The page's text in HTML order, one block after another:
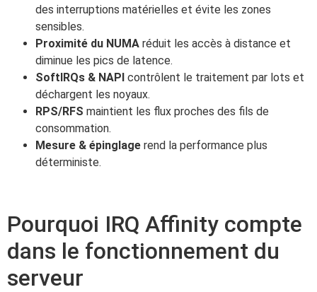
des interruptions matérielles et évite les zones
sensibles.
Proximité du NUMA réduit les accès à distance et
diminue les pics de latence.
SoftIRQs & NAPI contrôlent le traitement par lots et
déchargent les noyaux.
RPS/RFS maintient les flux proches des fils de
consommation.
Mesure & épinglage rend la performance plus
déterministe.
Pourquoi IRQ Affinity compte
dans le fonctionnement du
serveur